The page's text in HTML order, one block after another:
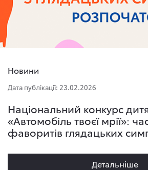
Новини
Дата публікації: 23.02.2026
Національний конкурс
«Автомобіль твоєї мрії»:
фаворитів глядацьких
Детальнiше